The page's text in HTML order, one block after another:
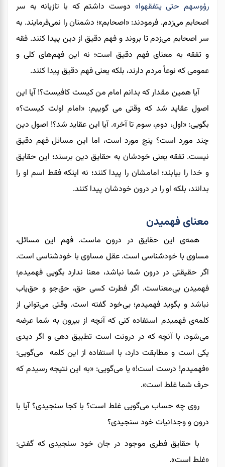
رؤوسهم حتی یتفقهوا» دوست داشتم که با تازیانه به سر
اصحابم می‌زدم. فرمودند: «اصحابم»؛ دشمنان را نمی‌فرمایند. به
سر اصحابم می‌زدم تا بروند و فهم دقیقاز دین پیدا کنند. فقه
و تفقه به معنای فهم دقیق است؛ نه این فهم‌های کلی و
عمومی‌ که نوعاً مردم دارند، بلکهیعنیفهم دقیق پیدا کنند.
آیاهمین مقدار که بدانم امام من کیست کافیست؟!آیا این
اصول عقاید شد که وقتی می گوییم: «امام اولت کیست؟»
بگویی: «اول، دوم، سوم تا آخر». آیا این عقاید شد؟! اصول دین
چند مورد است؟ پنج مورد است، اما این‌ مسائل فهم دقیق
نیست. تفقه یعنی خودشان به حقایق دین برسند؛ این حقایق
و خدا را بیابند؛ امامشان را پیدا کنند؛ نه اینکه فقط اسم او را
بدانند، بلکه او را در درون خودشان پیدا کنند.
معنای فهمیدن
همه‌ی این حقایق در درون ماست. فهم این مسائل،
مساوی با خودشناسی است. عقل مساوی با خودشناسی است.
اگر حقیقتی در درون شما نباشد، معنا ندارد بگویی فهمیدم؛
فهمیدن بی‌معناست. اگر فطرت کسی حق، حق‌جو و حق‌یاب
نباشدو بگوید فهمیدم؛ بی‌خود گفته است. وقتی می‌توانی از
کلمه‌ی فهمیدم استفاده کنی که آنچه از بیرون به شما عرضه
می‌شود، با آنچه که در درونت است تطبیق ‌دهی و اگر دیدی
یکی است و مطابقت دارد، با استفادهاز این کلمه می‌گویی:
«فهمیدم! درست است!» یا می‌گویی: «به این نتیجه رسیدم که
حرف شما غلط است».
روی چه حساب می‌گویی غلط است؟ با کجا سنجیدی؟ آیا با
درون و وجدانیات خود سنجیدی؟
با حقایق فطری موجود در جان خود سنجیدی که گفتی:
«غلط است».